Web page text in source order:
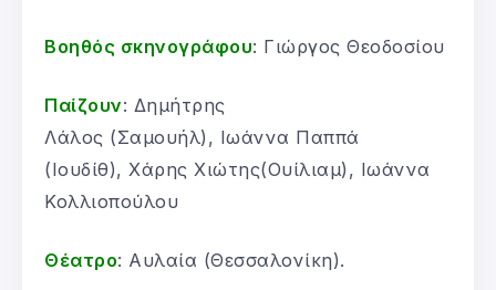
Βοηθός σκηνογράφου: Γιώργος Θεοδοσίου
Παίζουν: Δημήτρης
Λάλος (Σαμουήλ), Ιωάννα Παππά
(Ιουδίθ), Χάρης Χιώτης(Ουίλιαμ), Ιωάννα
Κολλιοπούλου
Θέατρο: Αυλαία (Θεσσαλονίκη).